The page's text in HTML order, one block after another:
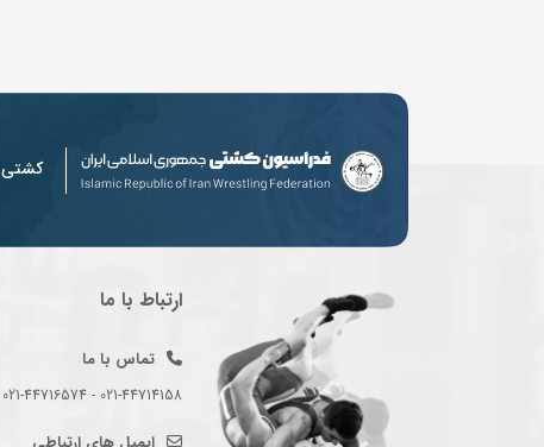
کشتی
ارتباط با ما
تماس با ما
021-44714158 - 021-44716574 - 021-44714489